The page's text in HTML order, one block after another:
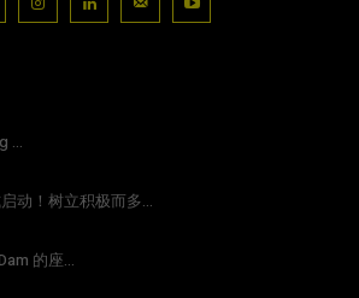
...
动！树立积极而多...
的座...